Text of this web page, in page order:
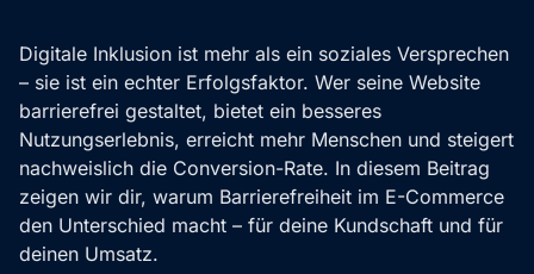
Digitale Inklusion ist mehr als ein soziales Versprechen
– sie ist ein echter Erfolgsfaktor. Wer seine Website
barrierefrei gestaltet, bietet ein besseres
Nutzungserlebnis, erreicht mehr Menschen und steigert
nachweislich die Conversion-Rate. In diesem Beitrag
zeigen wir dir, warum Barrierefreiheit im E-Commerce
den Unterschied macht – für deine Kundschaft und für
deinen Umsatz.